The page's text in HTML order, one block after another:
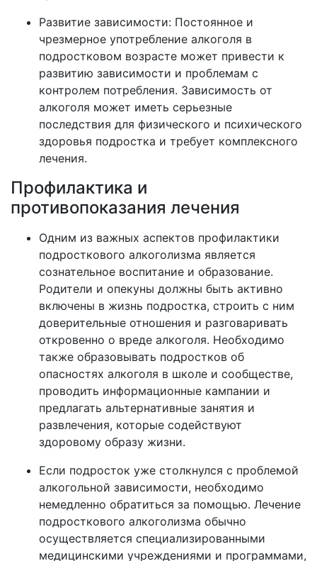
Развитие зависимости: Постоянное и
чрезмерное употребление алкоголя в
подростковом возрасте может привести к
развитию зависимости и проблемам с
контролем потребления. Зависимость от
алкоголя может иметь серьезные
последствия для физического и психического
здоровья подростка и требует комплексного
лечения.
Профилактика и
противопоказания лечения
Одним из важных аспектов профилактики
подросткового алкоголизма является
сознательное воспитание и образование.
Родители и опекуны должны быть активно
включены в жизнь подростка, строить с ним
доверительные отношения и разговаривать
откровенно о вреде алкоголя. Необходимо
также образовывать подростков об
опасностях алкоголя в школе и сообществе,
проводить информационные кампании и
предлагать альтернативные занятия и
развлечения, которые содействуют
здоровому образу жизни.
Если подросток уже столкнулся с проблемой
алкогольной зависимости, необходимо
немедленно обратиться за помощью. Лечение
подросткового алкоголизма обычно
осуществляется специализированными
медицинскими учреждениями и программами,